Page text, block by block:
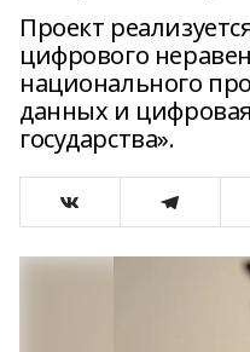
Проект
цифрового
национального
данных и
государства».